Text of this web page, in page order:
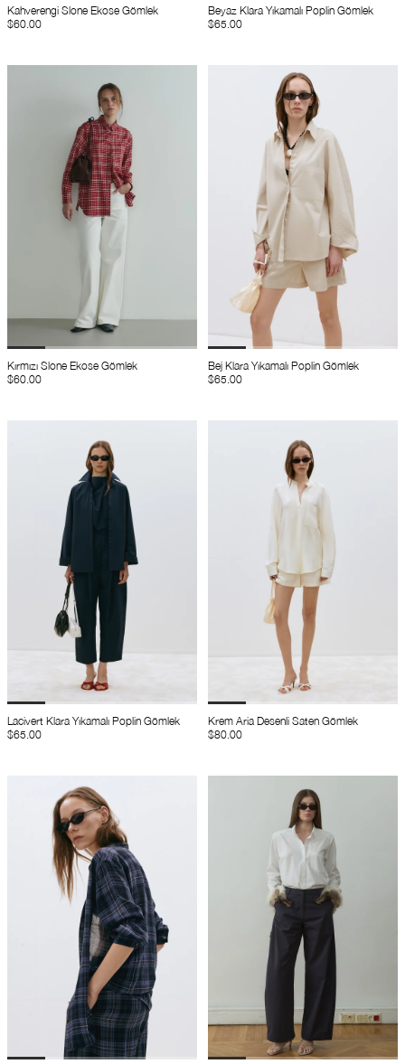
Kahverengi Slone Ekose Gömlek
$60.00
Beyaz Klara Yıkamalı Poplin Gömlek
$65.00
Kırmızı Slone Ekose Gömlek
$60.00
Bej Klara Yıkamalı Poplin Gömlek
$65.00
Lacivert Klara Yıkamalı Poplin Gömlek
$65.00
Krem Aria Desenli Saten Gömlek
$80.00